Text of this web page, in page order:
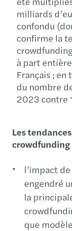
milliards
confondu
confirme la
à part
Français ;
du nombre
2023 contre
Les
crowdfunding
l’impact
engendré
la
que